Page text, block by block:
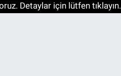
Detaylar için lütfen tıklayın.